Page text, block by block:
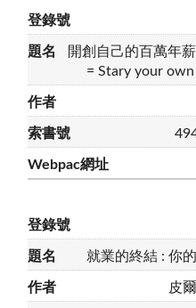
開創自己的百萬年
= Stary your
就業的終結 : 你
皮